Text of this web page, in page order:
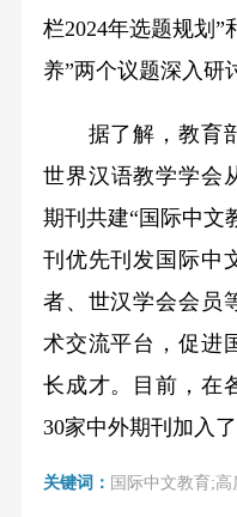
栏2024年选题规划”
养”两个议题深入研
据了解，教育部
世界汉语教学学会
期刊共建“国际中文
刊优先刊发国际中
者、世汉学会会员
术交流平台，促进
长成才。目前，在
30家中外期刊加入了
关键词： 国际中文教育;